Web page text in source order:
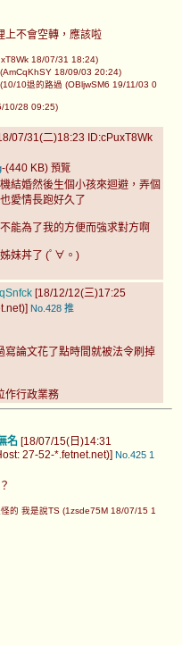
上不會空轉，應該啦
18/07/31 18:24)
18/09/03 20:24)
10退的路過 (OBljwSM6 19/11/03 0
10/28 09:25)
07/31(二)18:23 ID:cPuxT8Wk
-(440 KB) 預覽
結婚然後生個小孩來迴避，弄個
愛情長跑好久了
能為了我的方便而強求對方啊
妹丼了 (ﾟ∀。)
[18/12/12(三)17:25
No.428 推
寫論文花了點時間就被法令刷掉
作行政業務
名 [18/07/15(日)14:31
27-52-*.fetnet.net)] No.425 1
的 我是說TS (1zsde75M 18/07/15 1